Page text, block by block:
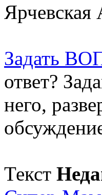
Ярчевская
Задать
ответ?
него,
Текст